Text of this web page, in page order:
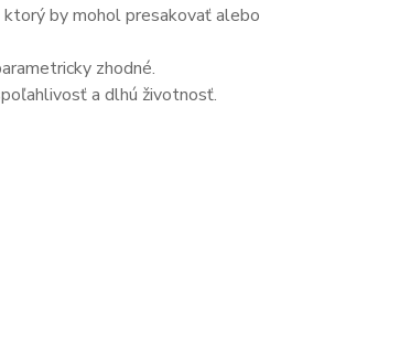
by mohol presakovať alebo
zhodné.
a dlhú životnosť.